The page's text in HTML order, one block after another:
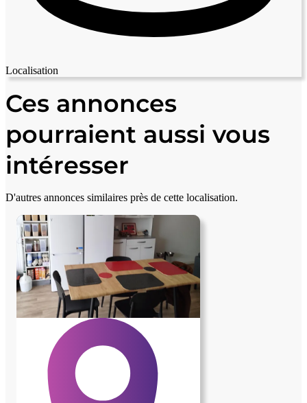
Localisation
+
−
Ces annonces
pourraient aussi vous
intéresser
D'autres annonces similaires près de cette localisation.